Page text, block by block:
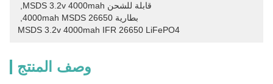
قابلة للشحن MSDS 3.2v 4000mah
بطارية 26650 4000mah MSDS
MSDS 3.2v 4000mah IFR 26650 LiFePO4
وصف المنتج